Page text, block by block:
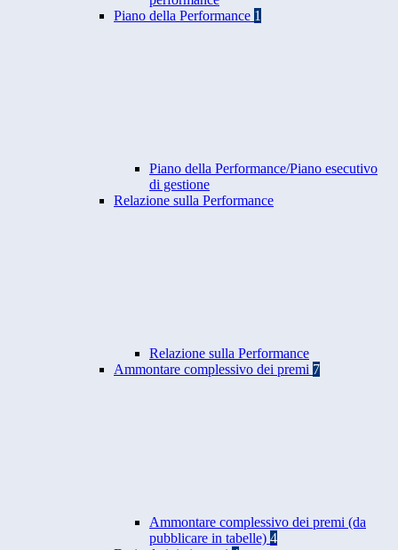
Piano della Performance 1
Piano della Performance/Piano esecutivo
di gestione
Relazione sulla Performance
Relazione sulla Performance
Ammontare complessivo dei premi 7
Ammontare complessivo dei premi (da
pubblicare in tabelle) 4